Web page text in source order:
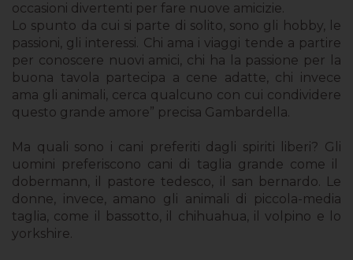
occasioni divertenti per fare nuove amicizie.
Lo spunto da cui si parte di solito, sono gli hobby, le
passioni, gli interessi. Chi ama i viaggi tende a partire
per conoscere nuovi amici, chi ha la passione per la
buona tavola partecipa a cene adatte, chi invece
ama gli animali, cerca qualcuno con cui condividere
questo grande amore” precisa Gambardella.
Ma quali sono i cani preferiti dagli spiriti liberi? Gli
uomini preferiscono cani di taglia grande come il
dobermann, il pastore tedesco, il san bernardo. Le
donne, invece, amano gli animali di piccola-media
taglia, come il bassotto, il chihuahua, il volpino e lo
yorkshire.